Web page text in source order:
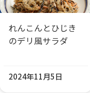
れんこんとひじき
のデリ風サラダ
2024年11月5日